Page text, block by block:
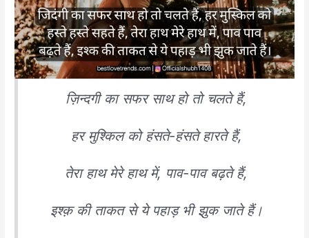
ज़िन्दगी का सफर साथ हो तो चलते हैं,
हर मुश्किल को हंसते-हंसते हारते हैं,
तेरा हाथ मेरे हाथ में, पाव-पाव बढ़ते हैं,
इश्क़ की ताकत से ये पहाड़ भी झुक जाते हैं।